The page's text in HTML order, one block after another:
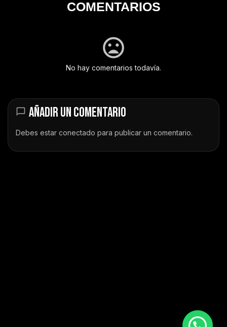
COMENTARIOS
No hay comentarios todavía.
AÑADIR UN COMENTARIO
Debes estar conectado para publicar un comentario.